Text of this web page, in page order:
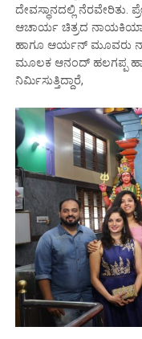
ದೇವಸ್ಥಾನದಲ್ಲಿ
ಆಚಾರ್ಯ ಚಿತ್ರದ
ಹಾಗೂ ಆರ್ಯನ್ ಮೂವರು
ಮೂಲಕ ಆನಂದ್ ಹಲಗಪ್ಪ
ನಿರ್ಮಿಸುತ್ತಿದ್ದಾರೆ,